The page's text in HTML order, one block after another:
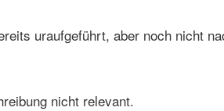
uraufgeführt, aber noch nicht
nicht relevant.